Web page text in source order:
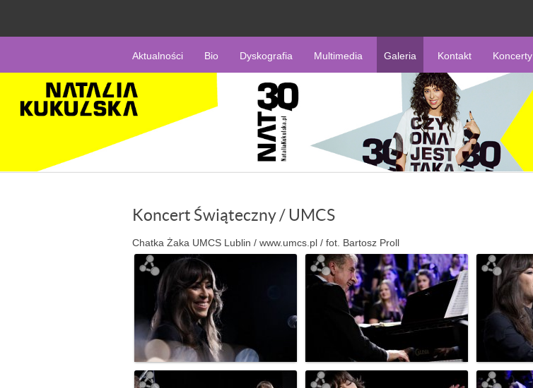
Aktualności Bio Dyskografia Multimedia Galeria Kontakt Koncerty
Koncert Świąteczny / UMCS
Chatka Żaka UMCS Lublin / www.umcs.pl / fot. Bartosz Proll